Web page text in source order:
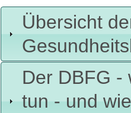
Übersicht
Der DBFG -
tun - und